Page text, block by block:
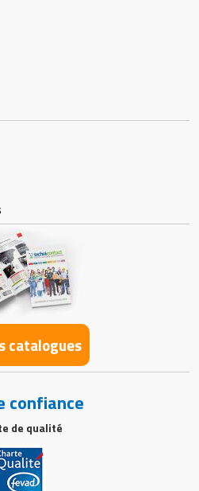
catalogues
confiance
de qualité